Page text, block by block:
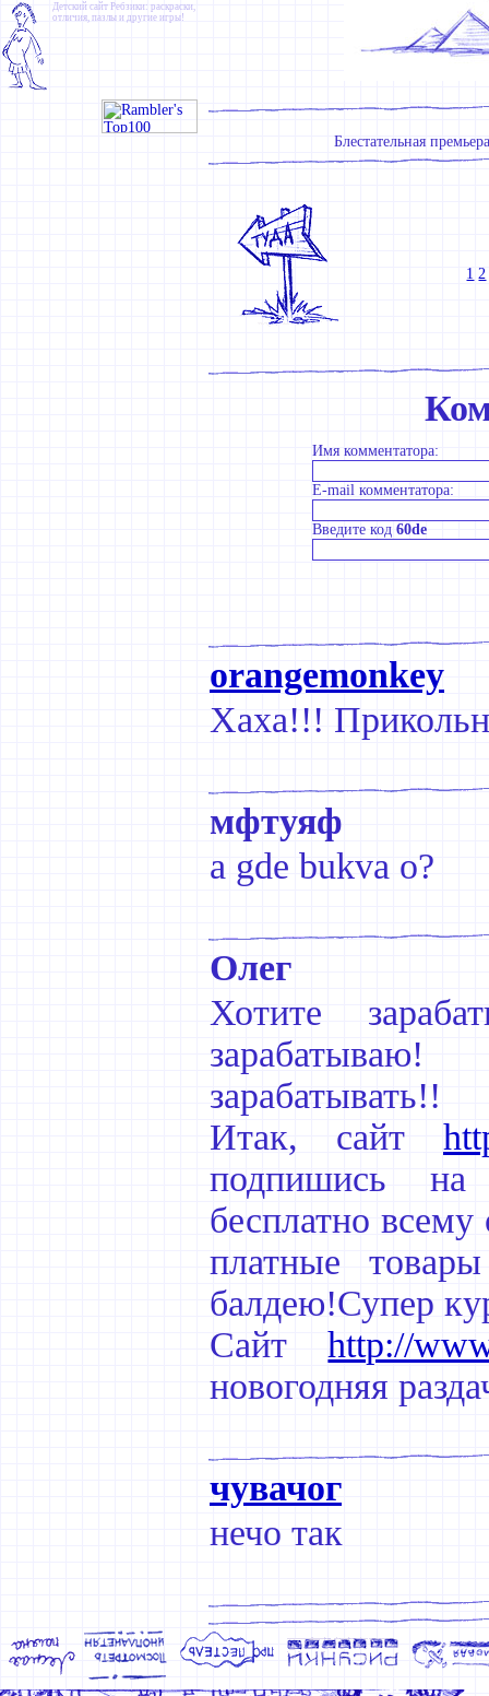
Детский сайт Ребзики: раскраски,
отличия, пазлы и другие игры!
Блестательная
1 2
Имя комментатора:
E-mail комментатора:
Введите код 60de
orangemonkey
Хаха!!!
мфтуяф
a gde bukva o?
Олег
Хотите
зарабатываю!
зарабатывать!!
Итак, сайт
подпишись на
бесплатно
платные
балдею!Супер
Сайтhttp://
новогодняя
чувачог
нечо так